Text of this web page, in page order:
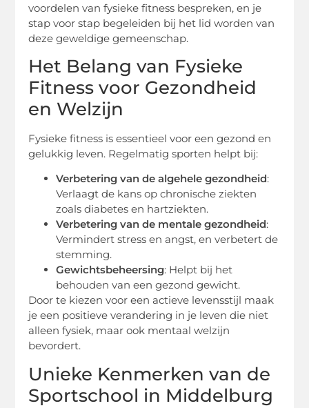
voordelen van fysieke fitness bespreken, en je
stap voor stap begeleiden bij het lid worden van
deze geweldige gemeenschap.
Het Belang van Fysieke
Fitness voor Gezondheid
en Welzijn
Fysieke fitness is essentieel voor een gezond en
gelukkig leven. Regelmatig sporten helpt bij:
Verbetering van de algehele gezondheid:
Verlaagt de kans op chronische ziekten
zoals diabetes en hartziekten.
Verbetering van de mentale gezondheid:
Vermindert stress en angst, en verbetert de
stemming.
Gewichtsbeheersing: Helpt bij het
behouden van een gezond gewicht.
Door te kiezen voor een actieve levensstijl maak
je een positieve verandering in je leven die niet
alleen fysiek, maar ook mentaal welzijn
bevordert.
Unieke Kenmerken van de
Sportschool in Middelburg